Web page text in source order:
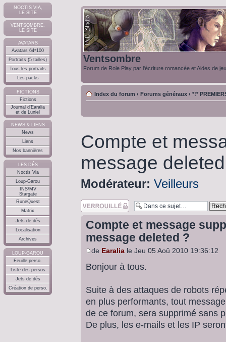
NOCTIS VIA,
LE SITE
VENTSOMBRE,
LE SITE
AVATARS
Avatars 64*100
Portraits (5 tailles)
Tous les portraits
Les packs
FICTIONS
Fictions
Journal d'Earalia
et de Luniel
NEWS & LIENS
News
Liens
Nos bannières
LES DÉS
Noctis Via
Loup-Garou
INS/MV
Stargate
RuneQuest
Matrix
Jets de dés
Localisation
Archives
LOUP-GAROU
Feuille perso.
Liste des persos
Jets de dés
Création de perso.
Ventsombre
Forum de Role Play par l'écriture romancée et Aides de
Index du forum ‹ Forums généraux ‹ *!*
Compte et
message
Modérateur: Veilleurs
Sujet verouillé
Compte et message
message deleted ?
de Earalia le Jeu 05 Aoû 2010 19:36:12
Bonjour à tous.
Suite à des attaques de robots
en plus performants, tout
de ce forum, sera supprimé sans
De plus, les e-mails et les IP